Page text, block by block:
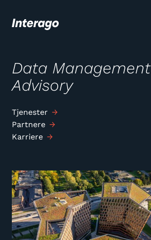
Data Management
Advisory
Tjenester
Partnere
Karriere